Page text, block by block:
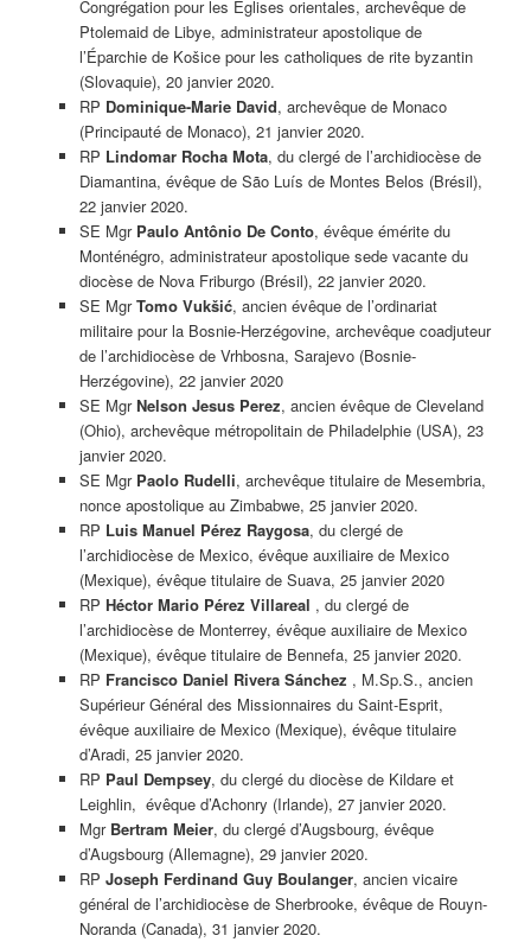
Congrégation pour les Eglises orientales, archevêque de
Ptolemaid de Libye, administrateur apostolique de
l’Éparchie de Košice pour les catholiques de rite byzantin
(Slovaquie), 20 janvier 2020.
RP Dominique-Marie David, archevêque de Monaco
(Principauté de Monaco), 21 janvier 2020.
RP Lindomar Rocha Mota, du clergé de l’archidiocèse de
Diamantina, évêque de São Luís de Montes Belos (Brésil),
22 janvier 2020.
SE Mgr Paulo Antônio De Conto, évêque émérite du
Monténégro, administrateur apostolique sede vacante du
diocèse de Nova Friburgo (Brésil), 22 janvier 2020.
SE MgrTomo Vukšić, ancien évêque de l’ordinariat
militaire pour la Bosnie-Herzégovine, archevêque coadjuteur
de l’archidiocèse de Vrhbosna, Sarajevo (Bosnie-
Herzégovine), 22 janvier 2020
SE MgrNelson Jesus Perez, ancien évêque de Cleveland
(Ohio), archevêque métropolitain de Philadelphie (USA), 23
janvier 2020.
SE Mgr Paolo Rudelli, archevêque titulaire de Mesembria,
nonce apostolique au Zimbabwe, 25 janvier 2020.
RP Luis Manuel Pérez Raygosa, du clergé de
l’archidiocèse de Mexico, évêque auxiliaire de Mexico
(Mexique), évêque titulaire de Suava, 25 janvier 2020
RP Héctor Mario Pérez Villareal , du clergé de
l’archidiocèse de Monterrey, évêque auxiliaire de Mexico
(Mexique), évêque titulaire de Bennefa, 25 janvier 2020.
RP Francisco Daniel Rivera Sánchez , M.Sp.S., ancien
Supérieur Général des Missionnaires du Saint-Esprit,
évêque auxiliaire de Mexico (Mexique), évêque titulaire
d’Aradi, 25 janvier 2020.
RP Paul Dempsey, du clergé du diocèse de Kildare et
Leighlin, évêque d’Achonry (Irlande), 27 janvier 2020.
Mgr Bertram Meier, du clergé d’Augsbourg, évêque
d’Augsbourg (Allemagne), 29 janvier 2020.
RP Joseph Ferdinand Guy Boulanger, ancien vicaire
général de l’archidiocèse de Sherbrooke, évêque de Rouyn-
Noranda (Canada), 31 janvier 2020.